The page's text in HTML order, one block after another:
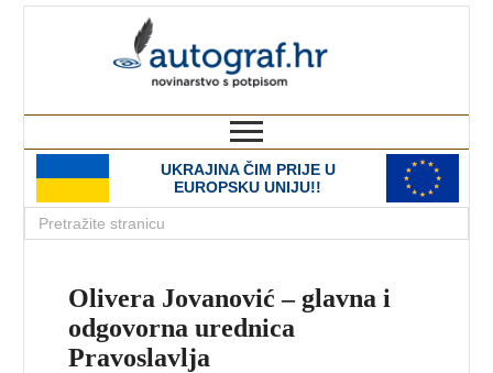
UKRAJINA ČIM PRIJE U
EUROPSKU UNIJU!!
Olivera Jovanović – glavna i
odgovorna urednica
Pravoslavlja